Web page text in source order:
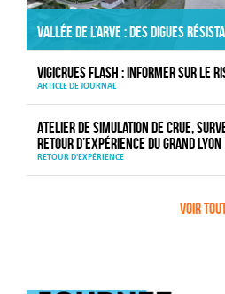
Vallée de l’Arve : des digues
VIGICRUES FLASH : informer sur le
ARTICLE DE JOURNAL
Atelier de simulation de crue,
retour d’expérience du Grand Lyon
RETOUR D'EXPÉRIENCE
Voir